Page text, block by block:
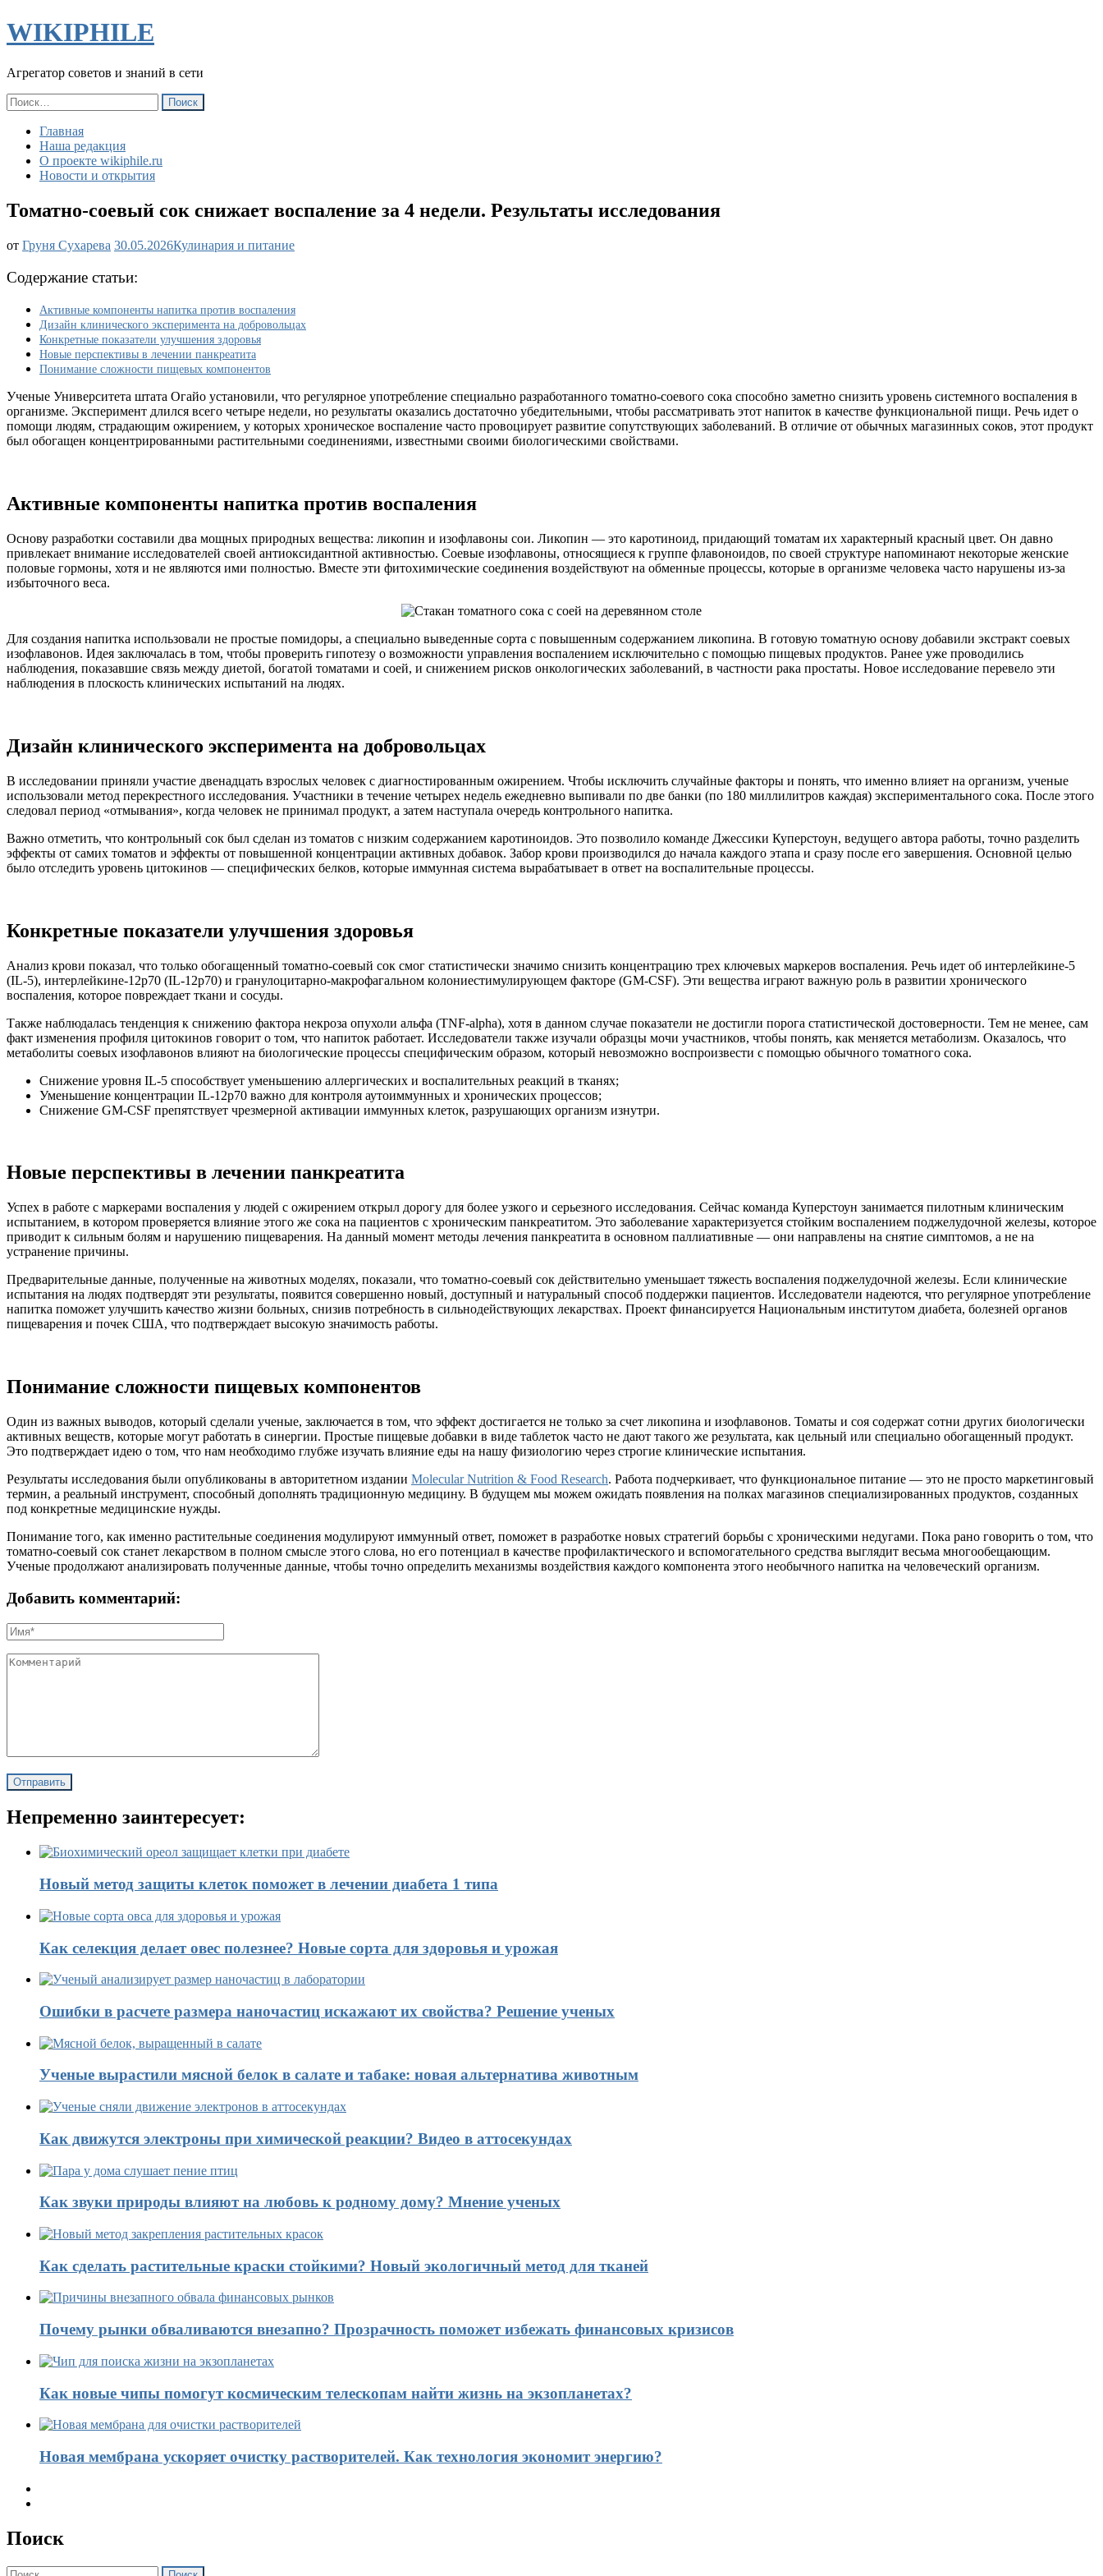
WIKIPHILE
Агрегатор советов и знаний в сети
Найти:
Главная
Наша редакция
О проекте wikiphile.ru
Новости и открытия
Томатно-соевый сок снижает воспаление за 4 недели. Результаты исследования
от Груня Сухарева 30.05.2026Томатно-
за
4
недели.
Результаты
исследования
Кулинария и питание
Содержание статьи:
Активные компоненты напитка против воспаления
Дизайн клинического эксперимента на добровольцах
Конкретные показатели улучшения здоровья
Новые перспективы в лечении панкреатита
Понимание сложности пищевых компонентов
Ученые Университета штата Огайо установили, что регулярное употребление специально разработанного томатно-соевого сока способно заметно снизить уровень системного воспаления в
организме. Эксперимент длился всего четыре недели, но результаты оказались достаточно убедительными, чтобы рассматривать этот напиток в качестве функциональной пищи. Речь идет о
помощи людям, страдающим ожирением, у которых хроническое воспаление часто провоцирует развитие сопутствующих заболеваний. В отличие от обычных магазинных соков, этот продукт
был обогащен концентрированными растительными соединениями, известными своими биологическими свойствами.
Активные компоненты напитка против воспаления
Основу разработки составили два мощных природных вещества: ликопин и изофлавоны сои. Ликопин — это каротиноид, придающий томатам их характерный красный цвет. Он давно
привлекает внимание исследователей своей антиоксидантной активностью. Соевые изофлавоны, относящиеся к группе флавоноидов, по своей структуре напоминают некоторые женские
половые гормоны, хотя и не являются ими полностью. Вместе эти фитохимические соединения воздействуют на обменные процессы, которые в организме человека часто нарушены из-за
избыточного веса.
Для создания напитка использовали не простые помидоры, а специально выведенные сорта с повышенным содержанием ликопина. В готовую томатную основу добавили экстракт соевых
изофлавонов. Идея заключалась в том, чтобы проверить гипотезу о возможности управления воспалением исключительно с помощью пищевых продуктов. Ранее уже проводились
наблюдения, показавшие связь между диетой, богатой томатами и соей, и снижением рисков онкологических заболеваний, в частности рака простаты. Новое исследование перевело эти
наблюдения в плоскость клинических испытаний на людях.
Дизайн клинического эксперимента на добровольцах
В исследовании приняли участие двенадцать взрослых человек с диагностированным ожирением. Чтобы исключить случайные факторы и понять, что именно влияет на организм, ученые
использовали метод перекрестного исследования. Участники в течение четырех недель ежедневно выпивали по две банки (по 180 миллилитров каждая) экспериментального сока. После этого
следовал период «отмывания», когда человек не принимал продукт, а затем наступала очередь контрольного напитка.
Важно отметить, что контрольный сок был сделан из томатов с низким содержанием каротиноидов. Это позволило команде Джессики Куперстоун, ведущего автора работы, точно разделить
эффекты от самих томатов и эффекты от повышенной концентрации активных добавок. Забор крови производился до начала каждого этапа и сразу после его завершения. Основной целью
было отследить уровень цитокинов — специфических белков, которые иммунная система вырабатывает в ответ на воспалительные процессы.
Конкретные показатели улучшения здоровья
Анализ крови показал, что только обогащенный томатно-соевый сок смог статистически значимо снизить концентрацию трех ключевых маркеров воспаления. Речь идет об интерлейкине-5
(IL-5), интерлейкине-12p70 (IL-12p70) и гранулоцитарно-макрофагальном колониестимулирующем факторе (GM-CSF). Эти вещества играют важную роль в развитии хронического
воспаления, которое повреждает ткани и сосуды.
Также наблюдалась тенденция к снижению фактора некроза опухоли альфа (TNF-alpha), хотя в данном случае показатели не достигли порога статистической достоверности. Тем не менее, сам
факт изменения профиля цитокинов говорит о том, что напиток работает. Исследователи также изучали образцы мочи участников, чтобы понять, как меняется метаболизм. Оказалось, что
метаболиты соевых изофлавонов влияют на биологические процессы специфическим образом, который невозможно воспроизвести с помощью обычного томатного сока.
Снижение уровня IL-5 способствует уменьшению аллергических и воспалительных реакций в тканях;
Уменьшение концентрации IL-12p70 важно для контроля аутоиммунных и хронических процессов;
Снижение GM-CSF препятствует чрезмерной активации иммунных клеток, разрушающих организм изнутри.
Новые перспективы в лечении панкреатита
Успех в работе с маркерами воспаления у людей с ожирением открыл дорогу для более узкого и серьезного исследования. Сейчас команда Куперстоун занимается пилотным клиническим
испытанием, в котором проверяется влияние этого же сока на пациентов с хроническим панкреатитом. Это заболевание характеризуется стойким воспалением поджелудочной железы, которое
приводит к сильным болям и нарушению пищеварения. На данный момент методы лечения панкреатита в основном паллиативные — они направлены на снятие симптомов, а не на
устранение причины.
Предварительные данные, полученные на животных моделях, показали, что томатно-соевый сок действительно уменьшает тяжесть воспаления поджелудочной железы. Если клинические
испытания на людях подтвердят эти результаты, появится совершенно новый, доступный и натуральный способ поддержки пациентов. Исследователи надеются, что регулярное употребление
напитка поможет улучшить качество жизни больных, снизив потребность в сильнодействующих лекарствах. Проект финансируется Национальным институтом диабета, болезней органов
пищеварения и почек США, что подтверждает высокую значимость работы.
Понимание сложности пищевых компонентов
Один из важных выводов, который сделали ученые, заключается в том, что эффект достигается не только за счет ликопина и изофлавонов. Томаты и соя содержат сотни других биологически
активных веществ, которые могут работать в синергии. Простые пищевые добавки в виде таблеток часто не дают такого же результата, как цельный или специально обогащенный продукт.
Это подтверждает идею о том, что нам необходимо глубже изучать влияние еды на нашу физиологию через строгие клинические испытания.
Результаты исследования были опубликованы в авторитетном издании Molecular Nutrition & Food Research. Работа подчеркивает, что функциональное питание — это не просто маркетинговый
термин, а реальный инструмент, способный дополнять традиционную медицину. В будущем мы можем ожидать появления на полках магазинов специализированных продуктов, созданных
под конкретные медицинские нужды.
Понимание того, как именно растительные соединения модулируют иммунный ответ, поможет в разработке новых стратегий борьбы с хроническими недугами. Пока рано говорить о том, что
томатно-соевый сок станет лекарством в полном смысле этого слова, но его потенциал в качестве профилактического и вспомогательного средства выглядит весьма многообещающим.
Ученые продолжают анализировать полученные данные, чтобы точно определить механизмы воздействия каждого компонента этого необычного напитка на человеческий организм.
Добавить комментарий:
Непременно заинтересует:
Новый метод защиты клеток поможет в лечении диабета 1 типа
Как селекция делает овес полезнее? Новые сорта для здоровья и урожая
Ошибки в расчете размера наночастиц искажают их свойства? Решение ученых
Ученые вырастили мясной белок в салате и табаке: новая альтернатива животным
Как движутся электроны при химической реакции? Видео в аттосекундах
Как звуки природы влияют на любовь к родному дому? Мнение ученых
Как сделать растительные краски стойкими? Новый экологичный метод для тканей
Почему рынки обваливаются внезапно? Прозрачность поможет избежать финансовых кризисов
Как новые чипы помогут космическим телескопам найти жизнь на экзопланетах?
Новая мембрана ускоряет очистку растворителей. Как технология экономит энергию?
Поиск
Найти: